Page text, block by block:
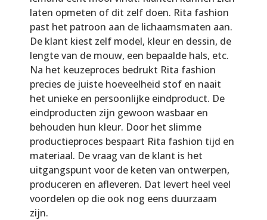
laten opmeten of dit zelf doen. Rita fashion
past het patroon aan de lichaamsmaten aan.
De klant kiest zelf model, kleur en dessin, de
lengte van de mouw, een bepaalde hals, etc.
Na het keuzeproces bedrukt Rita fashion
precies de juiste hoeveelheid stof en naait
het unieke en persoonlijke eindproduct. De
eindproducten zijn gewoon wasbaar en
behouden hun kleur. Door het slimme
productieproces bespaart Rita fashion tijd en
materiaal. De vraag van de klant is het
uitgangspunt voor de keten van ontwerpen,
produceren en afleveren. Dat levert heel veel
voordelen op die ook nog eens duurzaam
zijn.